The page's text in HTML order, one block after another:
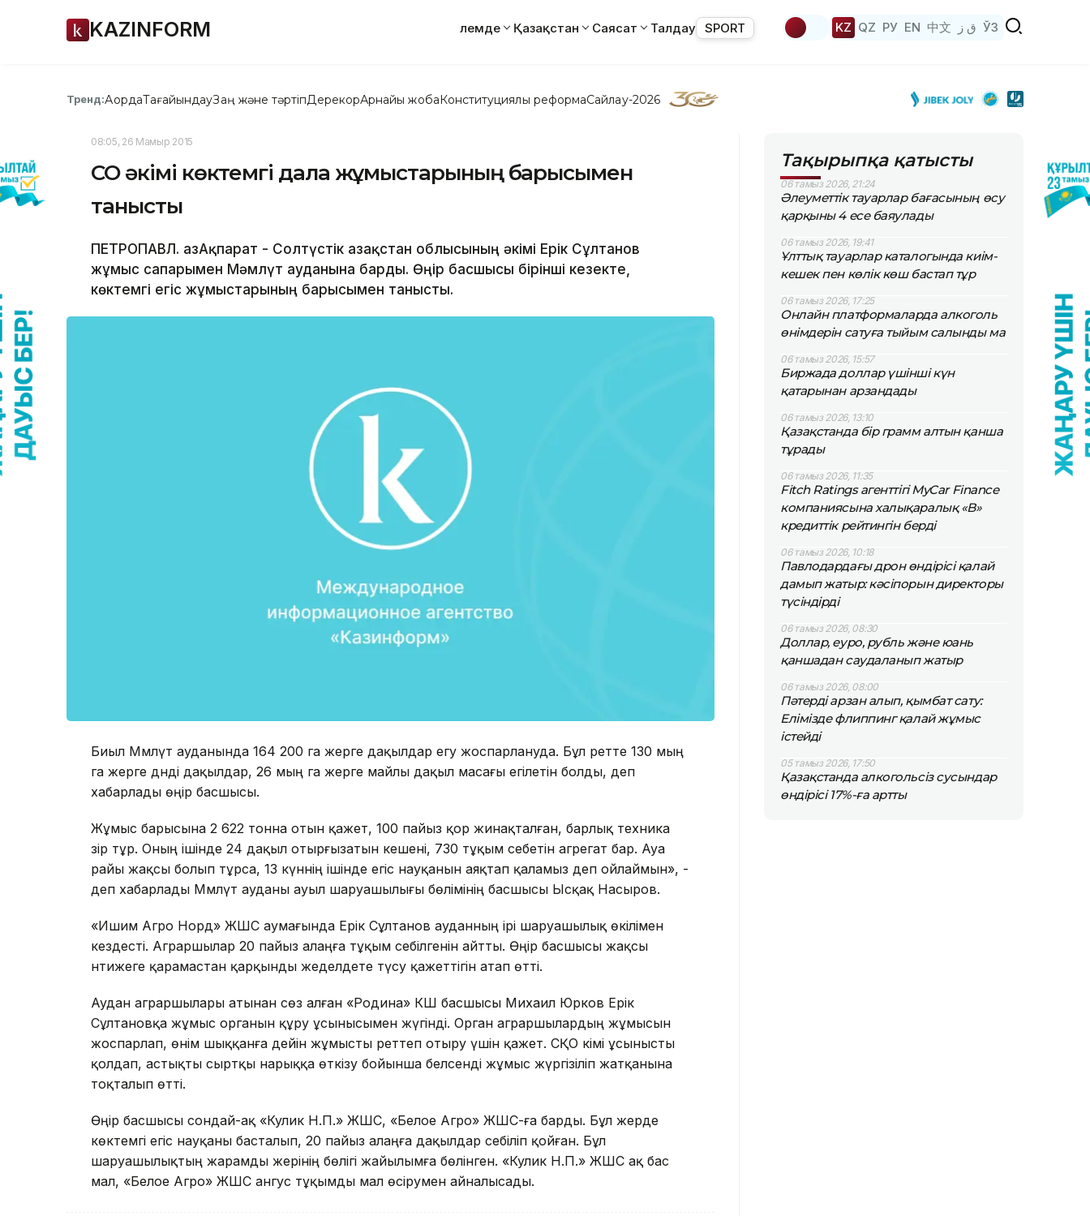
KAZINFORM Әлемде Қазақстан Саясат Талдау SPORT KZ QZ РУ EN 中文 ق ز ЎЗ
Тренд:АқордаТағайындауЗаң және тәртіпДерекқорАрнайы жобаКонституциялық реформаСайлау-2026
08:05, 26 Мамыр 2015
СҚО әкімі көктемгі дала жұмыстарының барысымен
танысты
ПЕТРОПАВЛ. ҚазАқпарат - Солтүстік Қазақстан облысының әкімі Ерік Сұлтанов
жұмыс сапарымен Мәмлүт ауданына барды. Өңір басшысы бірінші кезекте,
көктемгі егіс жұмыстарының барысымен танысты.
Биыл Мәмлүт ауданында 164 200 га жерге дақылдар егу жоспарлануда. Бұл ретте 130 мың
га жерге дәнді дақылдар, 26 мың га жерге майлы дақыл масағы егілетін болды, деп
хабарлады өңір басшысы.
Жұмыс барысына 2 622 тонна отын қажет, 100 пайыз қор жинақталған, барлық техника
әзір тұр. Оның ішінде 24 дақыл отырғызатын кешені, 730 тұқым себетін агрегат бар. Ауа
райы жақсы болып тұрса, 13 күннің ішінде егіс науқанын аяқтап қаламыз деп ойлаймын», -
деп хабарлады Мәмлүт ауданы ауыл шаруашылығы бөлімінің басшысы Ысқақ Насыров.
«Ишим Агро Норд» ЖШС аумағында Ерік Сұлтанов ауданның ірі шаруашылық өкілімен
кездесті. Аграршылар 20 пайыз алаңға тұқым себілгенін айтты. Өңір басшысы жақсы
нәтижеге қарамастан қарқынды жеделдете түсу қажеттігін атап өтті.
Аудан аграршылары атынан сөз алған «Родина» КШ басшысы Михаил Юрков Ерік
Сұлтановқа жұмыс органын құру ұсынысымен жүгінді. Орган аграршылардың жұмысын
жоспарлап, өнім шыққанға дейін жұмысты реттеп отыру үшін қажет. СҚО әкімі ұсынысты
қолдап, астықты сыртқы нарыққа өткізу бойынша белсенді жұмыс жүргізіліп жатқанына
тоқталып өтті.
Өңір басшысы сондай-ақ «Кулик Н.П.» ЖШС, «Белое Агро» ЖШС-ға барды. Бұл жерде
көктемгі егіс науқаны басталып, 20 пайыз алаңға дақылдар себіліп қойған. Бұл
шаруашылықтың жарамды жерінің бөлігі жайылымға бөлінген. «Кулик Н.П.» ЖШС ақ бас
мал, «Белое Агро» ЖШС ангус тұқымды мал өсірумен айналысады.
Тақырыпқа қатысты
06 тамыз 2026, 21:24
Әлеуметтік тауарлар бағасының өсу
қарқыны 4 есе баяулады
06 тамыз 2026, 19:41
Ұлттық тауарлар каталогында киім-
кешек пен көлік көш бастап тұр
06 тамыз 2026, 17:25
Онлайн платформаларда алкоголь
өнімдерін сатуға тыйым салынды ма
06 тамыз 2026, 15:57
Биржада доллар үшінші күн
қатарынан арзандады
06 тамыз 2026, 13:10
Қазақстанда бір грамм алтын қанша
тұрады
06 тамыз 2026, 11:35
Fitch Ratings агенттігі MyCar Finance
компаниясына халықаралық «B»
кредиттік рейтингін берді
06 тамыз 2026, 10:18
Павлодардағы дрон өндірісі қалай
дамып жатыр: кәсіпорын директоры
түсіндірді
06 тамыз 2026, 08:30
Доллар, еуро, рубль және юань
қаншадан саудаланып жатыр
06 тамыз 2026, 08:00
Пәтерді арзан алып, қымбат сату:
Елімізде флиппинг қалай жұмыс
істейді
05 тамыз 2026, 17:50
Қазақстанда алкогольсіз сусындар
өндірісі 17%-ға артты